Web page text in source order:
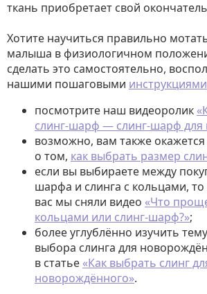
ткань приобретает свой
Хотите научиться правильно
малыша в физиологичном
сделать это самостоятельно,
нашими пошаговыми инструкциями
посмотрите наш видеоролик
слинг-шарф — слинг-шарф для
возможно, вам также окажется
о том, как выбрать размер
если вы выбираете между
шарфа и слинга с кольцами,
вас мы сняли видео «Что
кольцами или слинг-шарф?»;
более углублённо изучить
выбора слинга для
в статье «Как выбрать слинг
новорождённого».